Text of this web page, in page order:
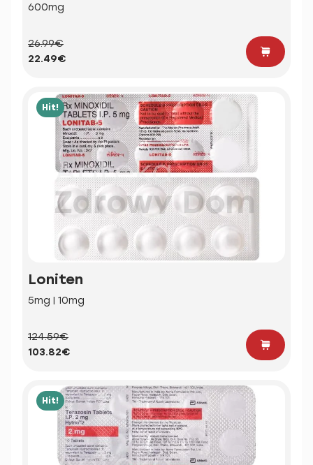
600mg
26.99€
22.49€
Hit!
Loniten
5mg | 10mg
124.59€
103.82€
Hit!